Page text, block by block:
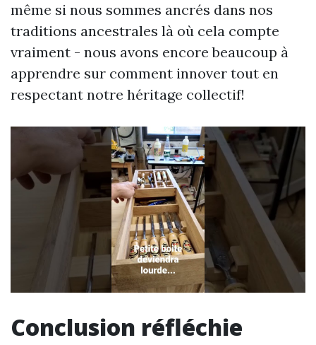
même si nous sommes ancrés dans nos
traditions ancestrales là où cela compte
vraiment - nous avons encore beaucoup à
apprendre sur comment innover tout en
respectant notre héritage collectif!
Conclusion réfléchie